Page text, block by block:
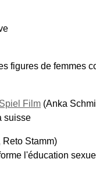
figures de femmes
Film (Anka
suisse
Stamm)
l'éducation